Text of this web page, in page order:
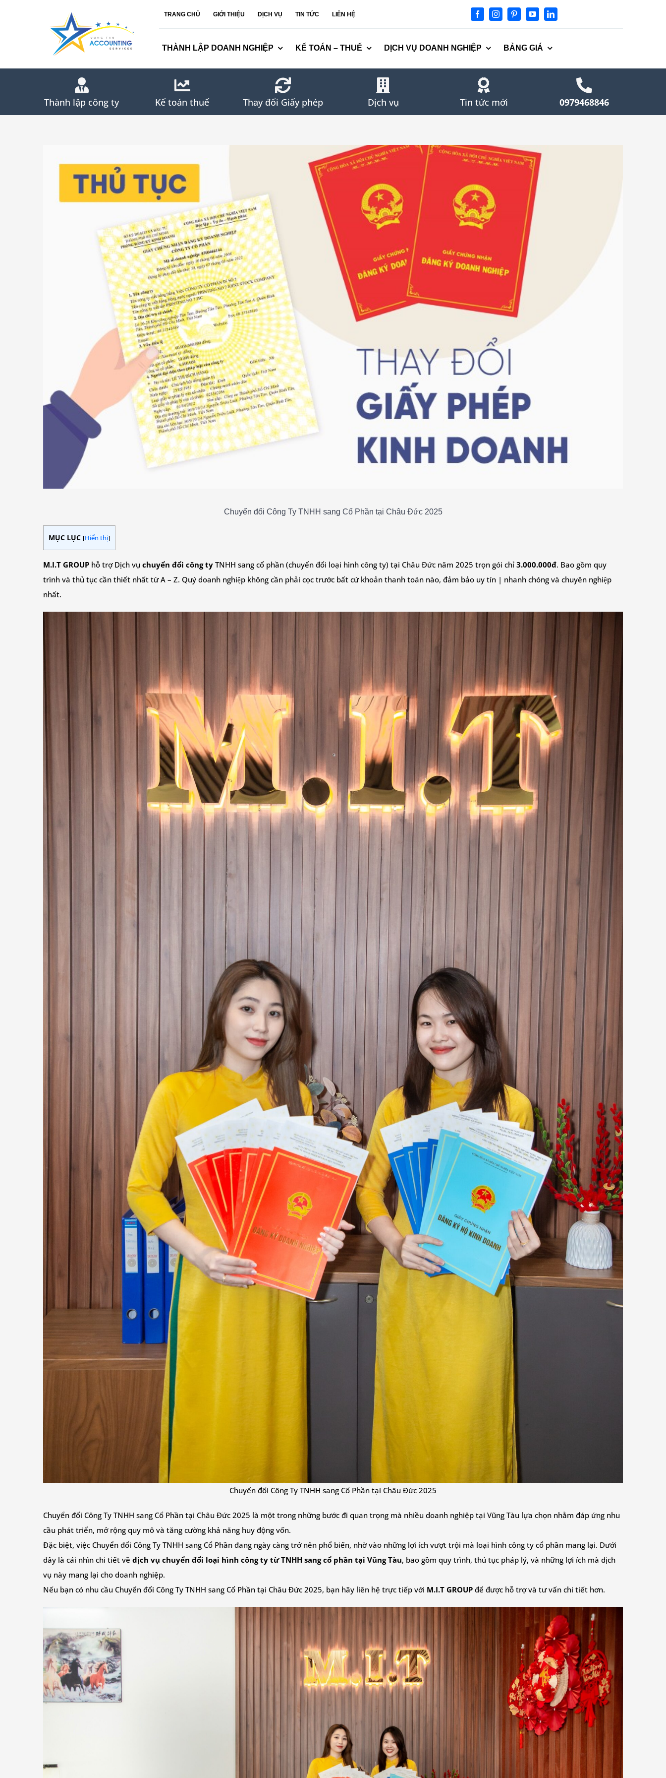
TRANG CHỦ GIỚI THIỆU DỊCH VỤ TIN TỨC LIÊN HỆ
THÀNH LẬP DOANH NGHIỆP KẾ TOÁN – THUẾ DỊCH VỤ DOANH NGHIỆP BẢNG GIÁ
Thành lập công ty Kế toán thuế Thay đổi Giấy phép Dịch vụ Tin tức mới 0979468846
Larger
Chuyển đổi Công Ty TNHH sang Cổ Phần tại Châu Đức 2025
MỤC LỤC [Hiển thị]
M.I.T GROUP hỗ trợ Dịch vụ chuyển đổi công ty TNHH sang cổ phần (chuyển đổi loại hình công ty) tại Châu Đức năm 2025 trọn gói chỉ 3.000.000đ. Bao gồm quy
trình và thủ tục cần thiết nhất từ A – Z. Quý doanh nghiệp không cần phải cọc trước bất cứ khoản thanh toán nào, đảm bảo uy tín | nhanh chóng và chuyên nghiệp
nhất.
Chuyển đổi Công Ty TNHH sang Cổ Phần tại Châu Đức 2025
Chuyển đổi Công Ty TNHH sang Cổ Phần tại Châu Đức 2025 là một trong những bước đi quan trọng mà nhiều doanh nghiệp tại Vũng Tàu lựa chọn nhằm đáp ứng nhu
cầu phát triển, mở rộng quy mô và tăng cường khả năng huy động vốn.
Đặc biệt, việc Chuyển đổi Công Ty TNHH sang Cổ Phần đang ngày càng trở nên phổ biến, nhờ vào những lợi ích vượt trội mà loại hình công ty cổ phần mang lại. Dưới
đây là cái nhìn chi tiết về dịch vụ chuyển đổi loại hình công ty từ TNHH sang cổ phần tại Vũng Tàu, bao gồm quy trình, thủ tục pháp lý, và những lợi ích mà dịch
vụ này mang lại cho doanh nghiệp.
Nếu bạn có nhu cầu Chuyển đổi Công Ty TNHH sang Cổ Phần tại Châu Đức 2025, bạn hãy liên hệ trực tiếp với M.I.T GROUP để được hỗ trợ và tư vấn chi tiết hơn.